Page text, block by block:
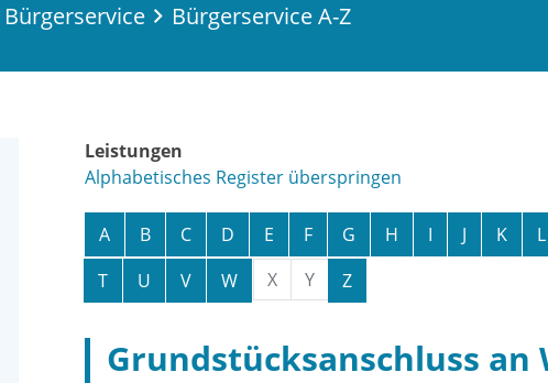
Bürgerservice A-Z
Leistungen
Alphabetisches Register überspringen
A B C D E F G H I J K L
T
U V W X Y Z
Grundstücksanschluss an